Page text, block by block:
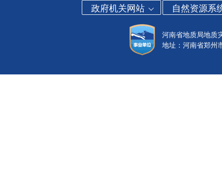
政府机关网站 自然资源系
河南省地质局地
地址：河南省郑州